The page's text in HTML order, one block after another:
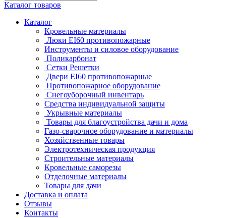
Каталог товаров
Каталог
Кровельные материалы
Люки EI60 противопожарные
Инструменты и силовое оборудование
Поликарбонат
Сетки Решетки
Двери EI60 противопожарные
Противопожарное оборудование
Снегоуборочный инвентарь
Средства индивидуальной защиты
Укрывные материалы
Товары для благоустройства дачи и дома
Газо-сварочное оборудование и материалы
Хозяйственные товары
Электротехническая продукция
Строительные материалы
Кровельные саморезы
Отделочные материалы
Товары для дачи
Доставка и оплата
Отзывы
Контакты